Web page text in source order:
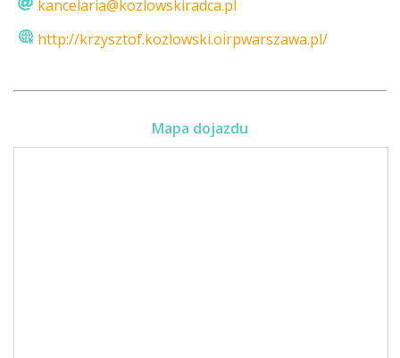
kancelaria@kozlowskiradca.pl
http://krzysztof.kozlowski.oirpwarszawa.pl/
Mapa dojazdu